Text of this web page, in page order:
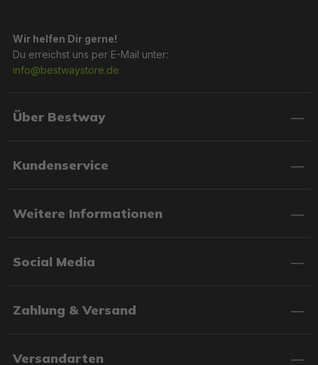
Wir helfen Dir gerne!
Du erreichst uns per E-Mail unter:
info@bestwaystore.de
Über Bestway
Kundenservice
Weitere Informationen
Social Media
Zahlung & Versand
Versandarten